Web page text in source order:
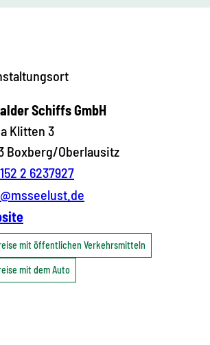
Schiffs GmbH
Klitten 3
Boxberg/Oberlausitz
2 6237927
mit öffentlichen Verkehrsmitteln
mit dem Auto